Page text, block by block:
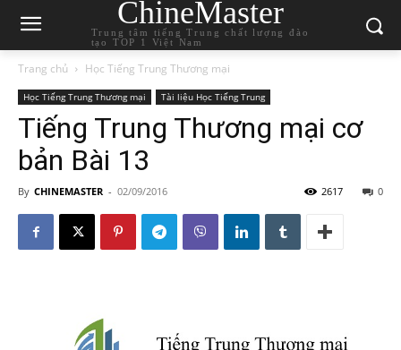
ChineMaster
Trung tâm tiếng Trung chất lượng đào
tạo TOP 1 Việt Nam
Trang chủ Học Tiếng Trung Thương mại
Học Tiếng Trung Thương mại Tài liệu Học Tiếng Trung
Tiếng Trung Thương mại cơ
bản Bài 13
By CHINEMASTER - 02/09/2016 0
2617